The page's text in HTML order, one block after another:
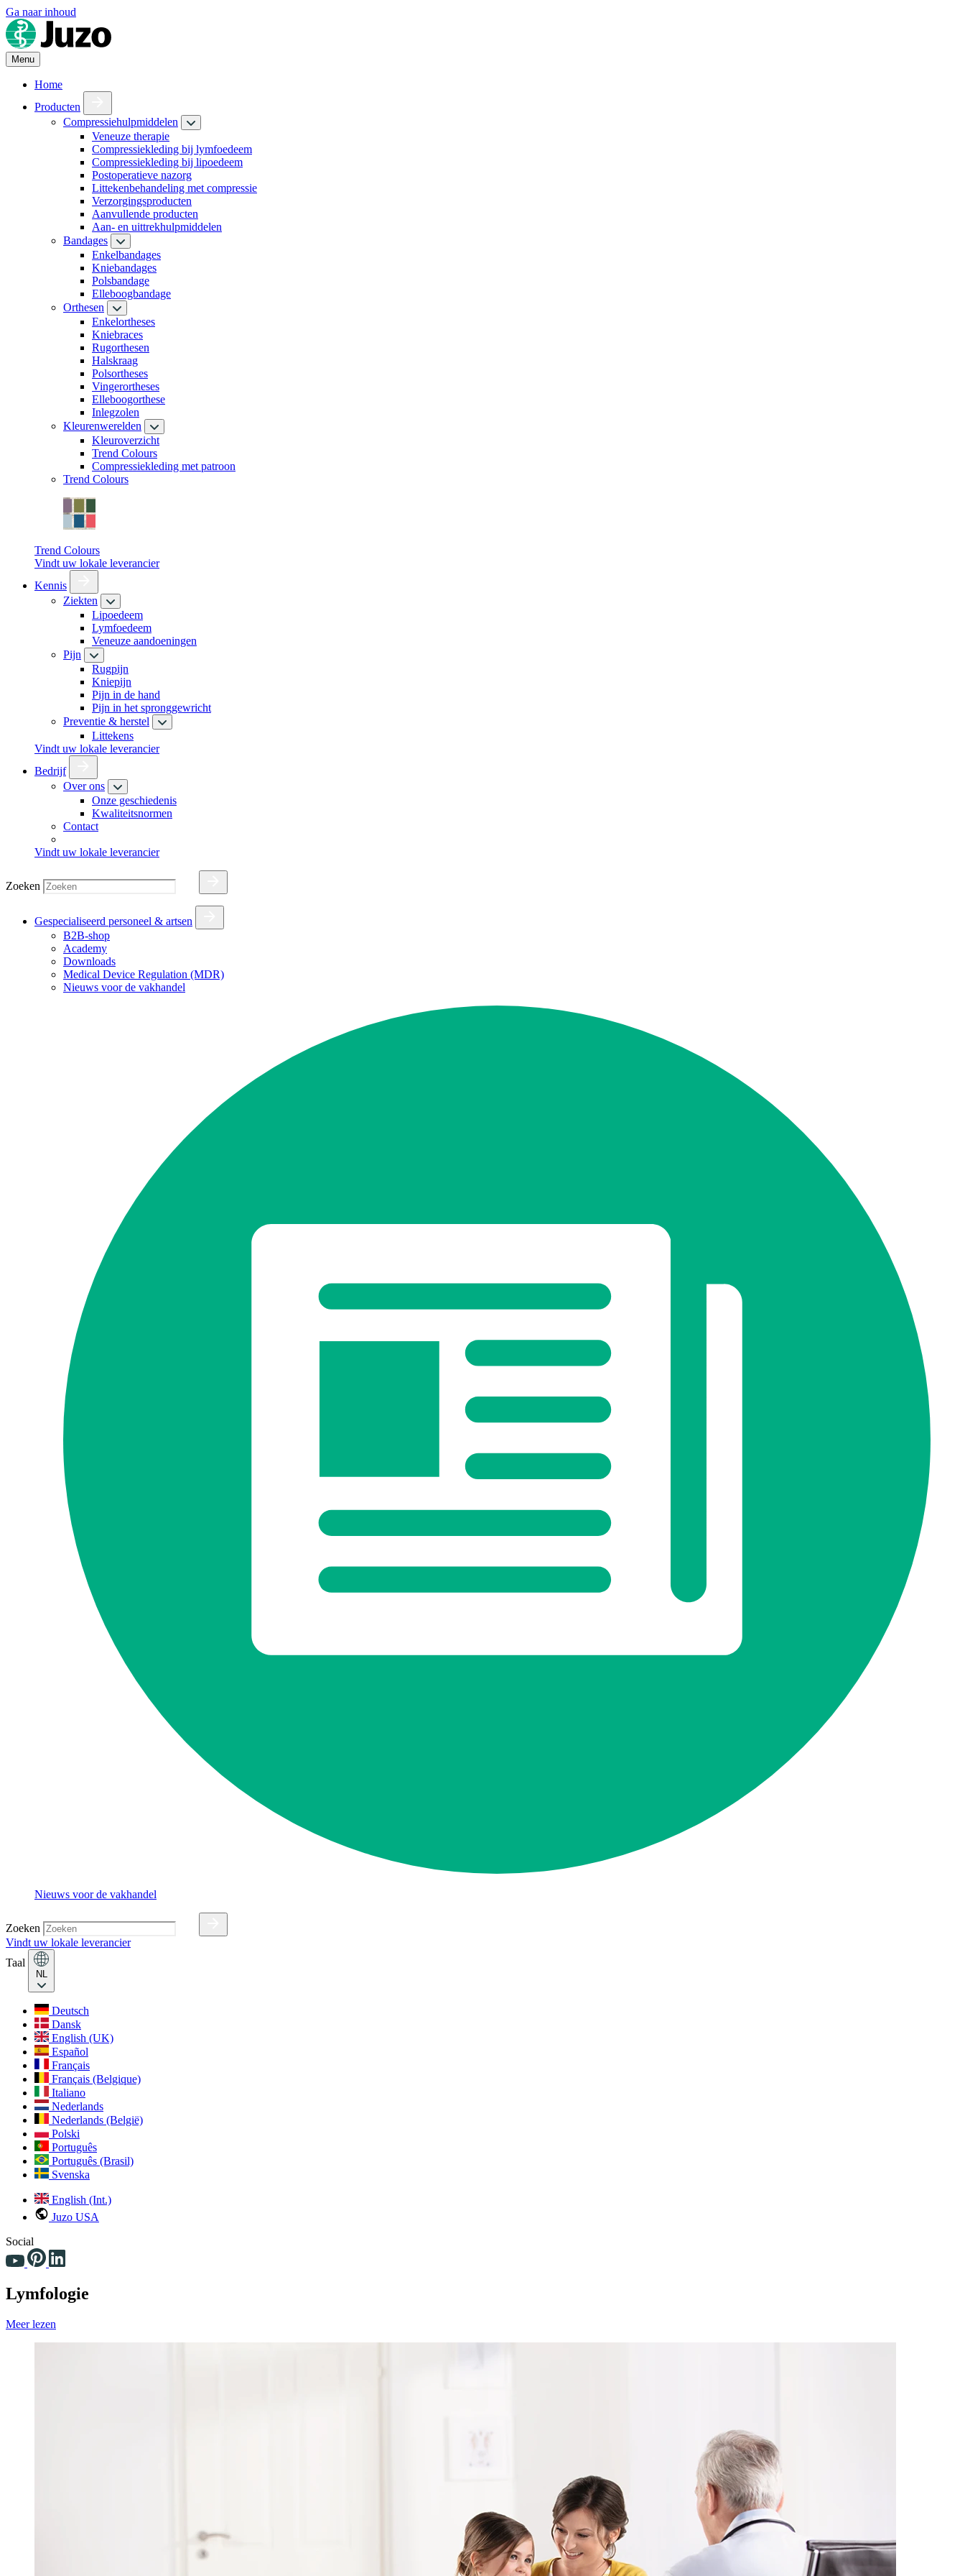
Ga naar inhoud
Menu
Home
Producten
Compressiehulpmiddelen
Veneuze therapie
Compressiekleding bij lymfoedeem
Compressiekleding bij lipoedeem
Postoperatieve nazorg
Littekenbehandeling met compressie
Verzorgingsproducten
Aanvullende producten
Aan- en uittrekhulpmiddelen
Bandages
Enkelbandages
Kniebandages
Polsbandage
Elleboogbandage
Orthesen
Enkelortheses
Kniebraces
Rugorthesen
Halskraag
Polsortheses
Vingerortheses
Elleboogorthese
Inlegzolen
Kleurenwerelden
Kleuroverzicht
Trend Colours
Compressiekleding met patroon
Trend Colours
Trend Colours
Vindt uw lokale leverancier
Kennis
Ziekten
Lipoedeem
Lymfoedeem
Veneuze aandoeningen
Pijn
Rugpijn
Kniepijn
Pijn in de hand
Pijn in het spronggewricht
Preventie & herstel
Littekens
Vindt uw lokale leverancier
Bedrijf
Over ons
Onze geschiedenis
Kwaliteitsnormen
Contact
Vindt uw lokale leverancier
Zoeken
Gespecialiseerd personeel & artsen
B2B-shop
Academy
Downloads
Medical Device Regulation (MDR)
Nieuws voor de vakhandel
Nieuws voor de vakhandel
Zoeken
Vindt uw lokale leverancier
Taal
NL
Deutsch
Dansk
English (UK)
Español
Français
Français (Belgique)
Italiano
Nederlands
Nederlands (België)
Polski
Português
Português (Brasil)
Svenska
English (Int.)
Juzo USA
Social
Lymfologie
Meer lezen